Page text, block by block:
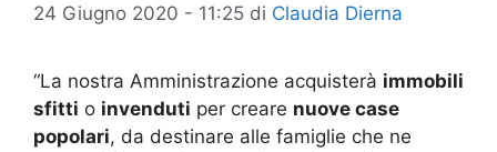
24 Giugno 2020 - 11:25 di Claudia Dierna
“La nostra Amministrazione acquisterà immobili
sfitti o invenduti per creare nuove case
popolari, da destinare alle famiglie che ne